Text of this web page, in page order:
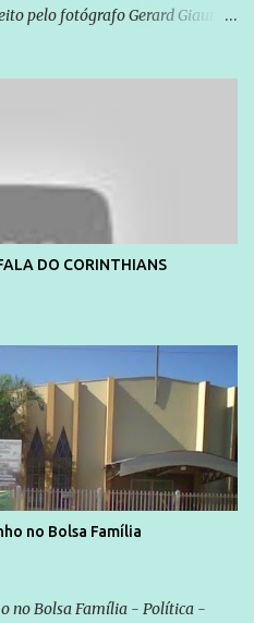
pelo fotógrafo Gerard Giaume
DO CORINTHIANS
no Bolsa Família
no Bolsa Família - Política -